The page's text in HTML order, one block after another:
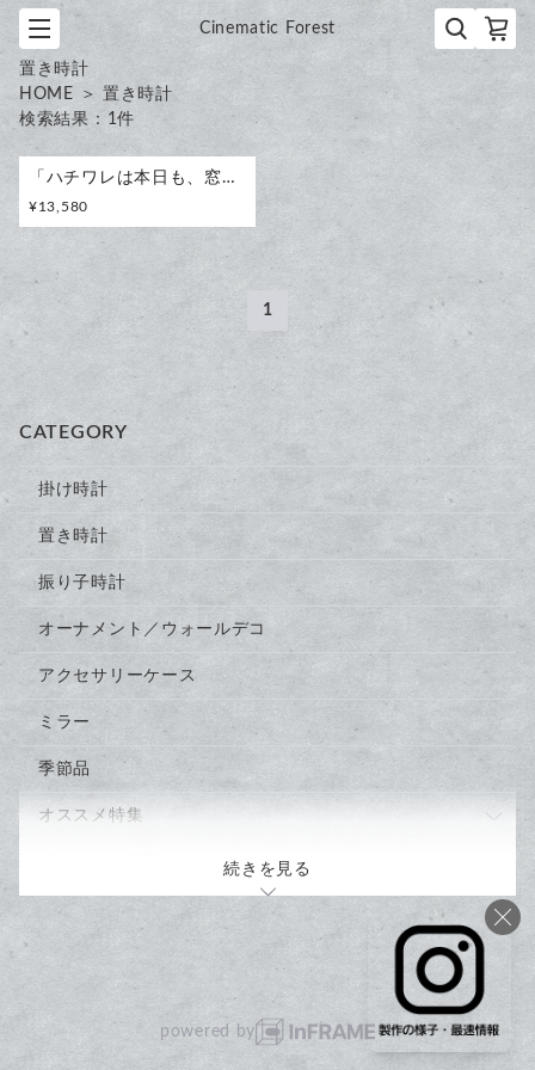
Cinematic Forest
置き時計
HOME ＞ 置き時計
検索結果： 1件
「ハチワレは本日も、窓辺で業務停止中。」時計 木製 掛け時計
¥13,580
1
CATEGORY
掛け時計
置き時計
振り子時計
オーナメント／ウォールデコ
アクセサリーケース
ミラー
季節品
オススメ特集
バレンタインにオススメの時計4選
風と光を飾る春夏の森と海の時計3選
住んでいるばしょ
続きを見る
powered by